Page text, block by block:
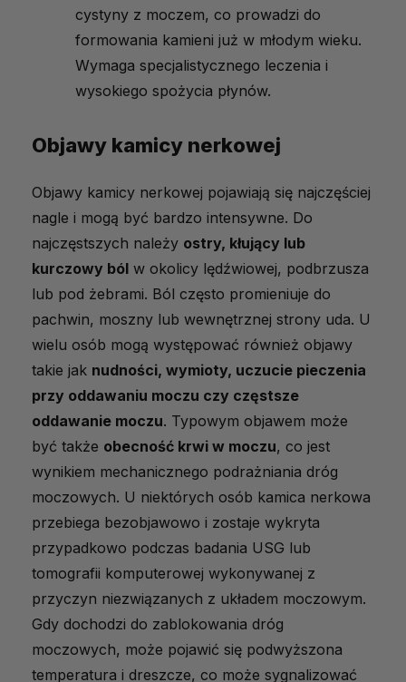
cystyny z moczem, co prowadzi do
formowania kamieni już w młodym wieku.
Wymaga specjalistycznego leczenia i
wysokiego spożycia płynów.
Objawy kamicy nerkowej
Objawy kamicy nerkowej pojawiają się najczęściej
nagle i mogą być bardzo intensywne. Do
najczęstszych należy ostry, kłujący lub
kurczowy ból w okolicy lędźwiowej, podbrzusza
lub pod żebrami. Ból często promieniuje do
pachwin, moszny lub wewnętrznej strony uda. U
wielu osób mogą występować również objawy
takie jak nudności, wymioty, uczucie pieczenia
przy oddawaniu moczu czy częstsze
oddawanie moczu. Typowym objawem może
być także obecność krwi w moczu, co jest
wynikiem mechanicznego podrażniania dróg
moczowych. U niektórych osób kamica nerkowa
przebiega bezobjawowo i zostaje wykryta
przypadkowo podczas badania USG lub
tomografii komputerowej wykonywanej z
przyczyn niezwiązanych z układem moczowym.
Gdy dochodzi do zablokowania dróg
moczowych, może pojawić się podwyższona
temperatura i dreszcze, co może sygnalizować